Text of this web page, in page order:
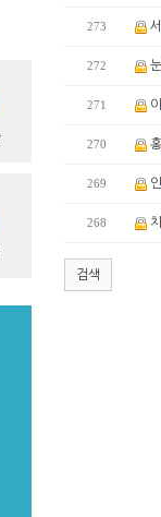
273
272
271
270
269
268
검색